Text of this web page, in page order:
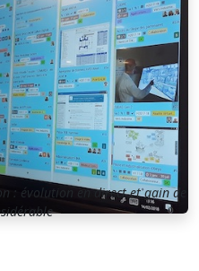
: évolution en direct et gain de